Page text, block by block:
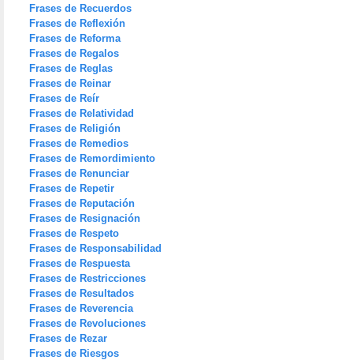
Frases de Recuerdos
Frases de Reflexión
Frases de Reforma
Frases de Regalos
Frases de Reglas
Frases de Reinar
Frases de Reír
Frases de Relatividad
Frases de Religión
Frases de Remedios
Frases de Remordimiento
Frases de Renunciar
Frases de Repetir
Frases de Reputación
Frases de Resignación
Frases de Respeto
Frases de Responsabilidad
Frases de Respuesta
Frases de Restricciones
Frases de Resultados
Frases de Reverencia
Frases de Revoluciones
Frases de Rezar
Frases de Riesgos